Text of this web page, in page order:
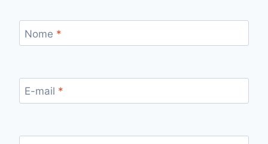
Nome *
E-mail *